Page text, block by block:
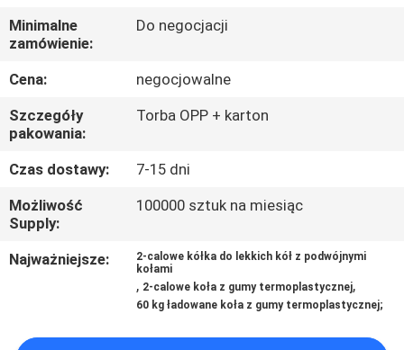
WYCIECZKA
PO
FABRYCE
KONTROLA
JAKOŚCI
SKONTAKTUJ
SIĘ
Minimalne
zamówienie:
Do negocjacji
Cena:
negocjowalne
Szczegóły
pakowania:
Torba OPP + karton
Czas dostawy:
7-15 dni
Możliwość
Supply:
100000 sztuk na miesiąc
Najważniejsze:
2-calowe kółka do lekkich kół z podwójnymi
kołami
, 2-calowe koła z gumy termoplastycznej,
60 kg ładowane koła z gumy termoplastycznej;